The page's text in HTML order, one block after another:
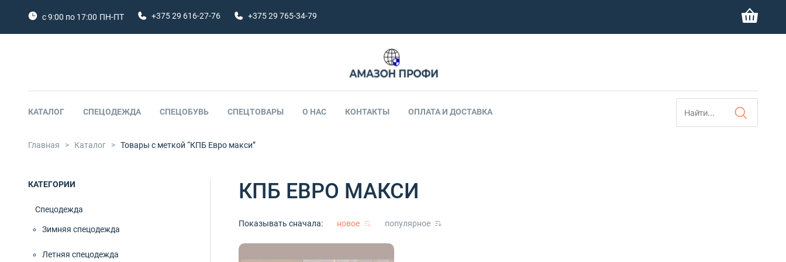
с 9:00 по 17:00 ПН-ПТ +375 29 616-27-76 +375 29 765-34-79
КАТАЛОГ СПЕЦОДЕЖДА СПЕЦОБУВЬ СПЕЦТОВАРЫ О НАС КОНТАКТЫ ОПЛАТА И ДОСТАВКА
Главная > Каталог > Товары с меткой “КПБ Евро макси”
КАТЕГОРИИ
Спецодежда
Зимняя спецодежда
Летняя спецодежда
КПБ ЕВРО МАКСИ
0 сп. макси
Показывать сначала: новое популярное